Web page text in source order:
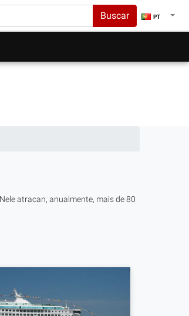
Buscar PT
atracan, anualmente, mais de 80